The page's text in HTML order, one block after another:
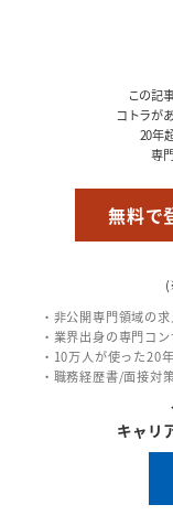
この記
コトラが
20年
専
無料で
・非公開専門領域の
・業界出身の専門コ
・10万人が使った20
・職務経歴書/面接対
キャリ